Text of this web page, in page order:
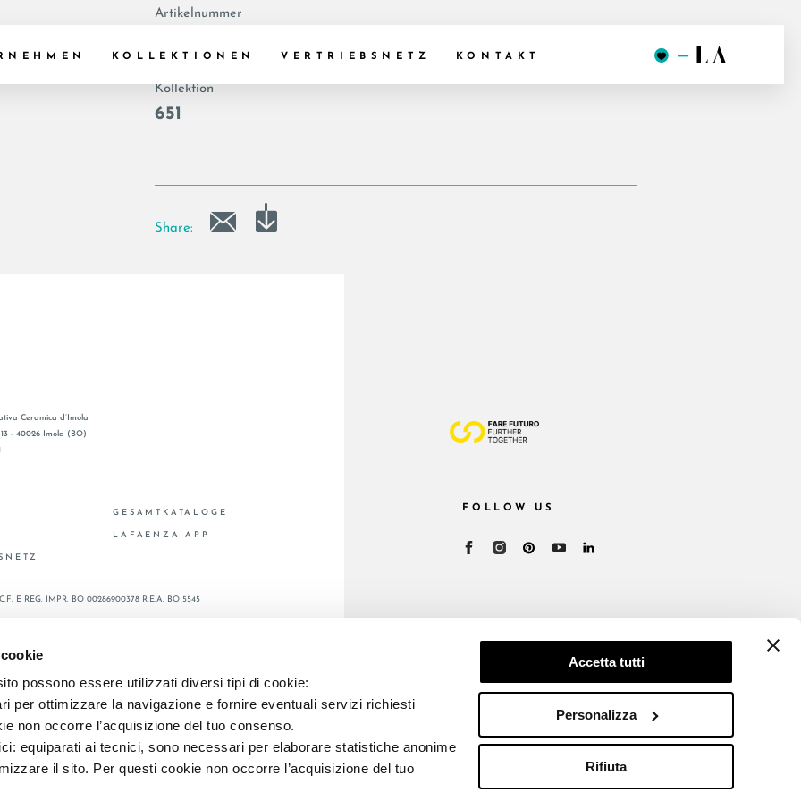
possono essere utilizzati diversi tipi di cookie:
per ottimizzare la navigazione e fornire eventuali servizi richiesti
non occorre l’acquisizione del tuo consenso.
equiparati ai tecnici, sono necessari per elaborare statistiche anonime
il sito. Per questi cookie non occorre l’acquisizione del tuo
Accetta tutti
Personalizza
Rifiuta
KOLLEKTIONEN VERTRIEBSNETZ KONTAKT
Artikelnummer
Kollektion
651
Share:
Ceramica d’Imola
- 40026 Imola (BO)
GESAMTKATALOGE
LAFAENZA APP
FOLLOW US
E REG. IMPR. BO 00286900378 R.E.A. BO 5545